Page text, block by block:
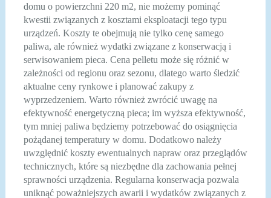
domu o powierzchni 220 m2, nie możemy pominąć
kwestii związanych z kosztami eksploatacji tego typu
urządzeń. Koszty te obejmują nie tylko cenę samego
paliwa, ale również wydatki związane z konserwacją i
serwisowaniem pieca. Cena pelletu może się różnić w
zależności od regionu oraz sezonu, dlatego warto śledzić
aktualne ceny rynkowe i planować zakupy z
wyprzedzeniem. Warto również zwrócić uwagę na
efektywność energetyczną pieca; im wyższa efektywność,
tym mniej paliwa będziemy potrzebować do osiągnięcia
pożądanej temperatury w domu. Dodatkowo należy
uwzględnić koszty ewentualnych napraw oraz przeglądów
technicznych, które są niezbędne dla zachowania pełnej
sprawności urządzenia. Regularna konserwacja pozwala
uniknąć poważniejszych awarii i wydatków związanych z